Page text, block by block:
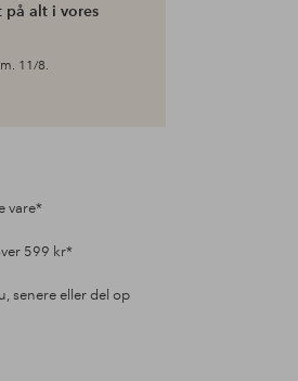
på alt i vores
11/8.
vare*
599 kr*
senere eller del op